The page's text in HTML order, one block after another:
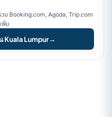
วม Booking.com, Agoda, Trip.com
พิ่ม
Kuala Lumpur→